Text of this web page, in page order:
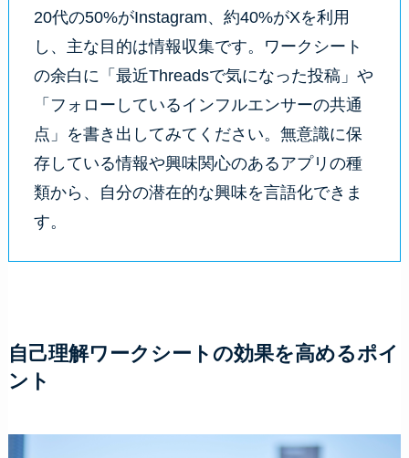
20代の50%がInstagram、約40%がXを利用
し、主な目的は情報収集です。ワークシート
の余白に「最近Threadsで気になった投稿」や
「フォローしているインフルエンサーの共通
点」を書き出してみてください。無意識に保
存している情報や興味関心のあるアプリの種
類から、自分の潜在的な興味を言語化できま
す。
自己理解ワークシートの効果を高めるポイ
ント